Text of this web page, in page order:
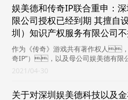
娱美德和传奇IP联合重申：
限公司授权已经到期 其擅自设
圳）知识产权服务有限公司
作为《传奇》游戏共有著作权人
奇IP”），以及母公司娱美德有限
德”），针对深圳娱美德传奇科技
2021 04-30
关于对深圳娱美德科技以及金